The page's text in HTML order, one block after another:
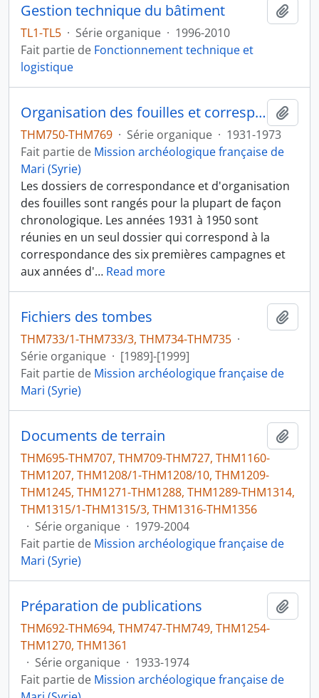
Gestion technique du bâtiment
TL1-TL5 · Série organique · 1996-2010
Fait partie de Fonctionnement technique et
logistique
Organisation des fouilles et correspondance
THM750-THM769 · Série organique · 1931-1973
Fait partie de Mission archéologique française de
Mari (Syrie)
Les dossiers de correspondance et d'organisation
des fouilles sont rangés pour la plupart de façon
chronologique. Les années 1931 à 1950 sont
réunies en un seul dossier qui correspond à la
correspondance des six premières campagnes et
aux années d'… Read more
Fichiers des tombes
THM733/1-THM733/3, THM734-THM735 ·
Série organique · [1989]-[1999]
Fait partie de Mission archéologique française de
Mari (Syrie)
Documents de terrain
THM695-THM707, THM709-THM727, THM1160-
THM1207, THM1208/1-THM1208/10, THM1209-
THM1245, THM1271-THM1288, THM1289-THM1314,
THM1315/1-THM1315/3, THM1316-THM1356
· Série organique · 1979-2004
Fait partie de Mission archéologique française de
Mari (Syrie)
Préparation de publications
THM692-THM694, THM747-THM749, THM1254-
THM1270, THM1361
· Série organique · 1933-1974
Fait partie de Mission archéologique française de